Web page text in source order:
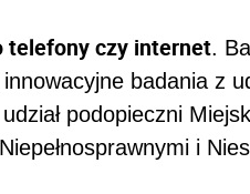
telefony czy internet.
badania z
podopieczni
i